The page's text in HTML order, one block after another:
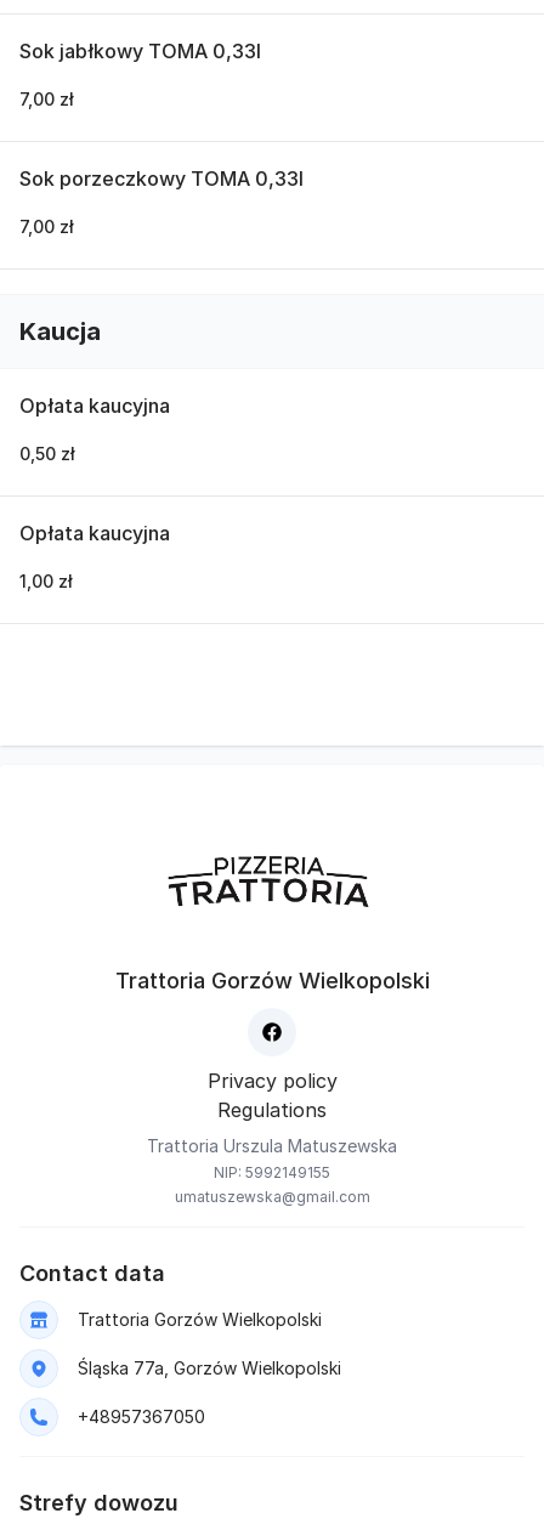
Sok jabłkowy TOMA 0,33l
7,00 zł
Sok porzeczkowy TOMA 0,33l
7,00 zł
Kaucja
Opłata kaucyjna
0,50 zł
Opłata kaucyjna
1,00 zł
Trattoria Gorzów Wielkopolski
Privacy policy
Regulations
Trattoria Urszula Matuszewska
NIP: 5992149155
umatuszewska@gmail.com
Contact data
Trattoria Gorzów Wielkopolski
Śląska 77a, Gorzów Wielkopolski
+48957367050
Strefy dowozu